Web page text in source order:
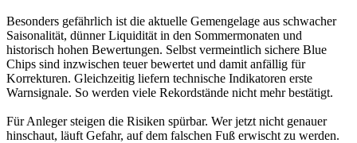
Besonders gefährlich ist die aktuelle Gemengelage aus schwacher
Saisonalität, dünner Liquidität in den Sommermonaten und
historisch hohen Bewertungen. Selbst vermeintlich sichere Blue
Chips sind inzwischen teuer bewertet und damit anfällig für
Korrekturen. Gleichzeitig liefern technische Indikatoren erste
Warnsignale. So werden viele Rekordstände nicht mehr bestätigt.
Für Anleger steigen die Risiken spürbar. Wer jetzt nicht genauer
hinschaut, läuft Gefahr, auf dem falschen Fuß erwischt zu werden.